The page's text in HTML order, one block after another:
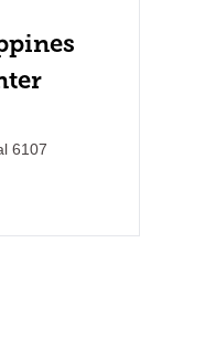
6107